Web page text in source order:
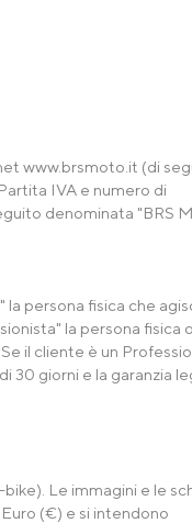
www.brsmoto.it (di
IVA e numero di
denominata "BRS
la persona fisica che
la persona fisica o
il cliente è un
30 giorni e la garanzia
Le immagini e le
(€) e si intendono